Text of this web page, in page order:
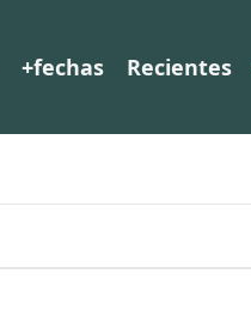
+fechas Recientes